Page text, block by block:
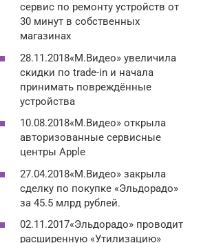
сервис по ремонту устройств от
30 минут в собственных
магазинах
28.11.2018«М.Видео» увеличила
скидки по trade-in и начала
принимать повреждённые
устройства
10.08.2018«М.Видео» открыла
авторизованные сервисные
центры Apple
27.04.2018«М.Видео» закрыла
сделку по покупке «Эльдорадо»
за 45.5 млрд рублей.
02.11.2017«Эльдорадо» проводит
расширенную «Утилизацию»